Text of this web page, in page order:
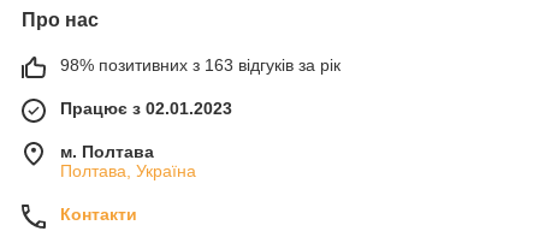
Про нас
98% позитивних з 163 відгуків за рік
Працює з 02.01.2023
м. Полтава
Полтава, Україна
Контакти